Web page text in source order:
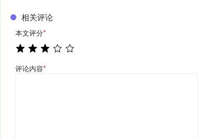
相关评论
本文评分*
评论内容*